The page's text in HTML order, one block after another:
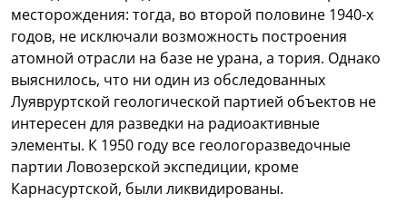
месторождения: тогда, во второй половине 1940-х
годов, не исключали возможность построения
атомной отрасли на базе не урана, а тория. Однако
выяснилось, что ни один из обследованных
Луявруртской геологической партией объектов не
интересен для разведки на радиоактивные
элементы. К 1950 году все геологоразведочные
партии Ловозерской экспедиции, кроме
Карнасуртской, были ликвидированы.